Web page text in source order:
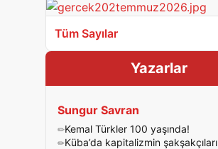
Tüm Sayılar
Yazarlar
Sungur Savran
Kemal Türkler 100 yaşında!
Küba’da kapitalizmin şakşakçıları